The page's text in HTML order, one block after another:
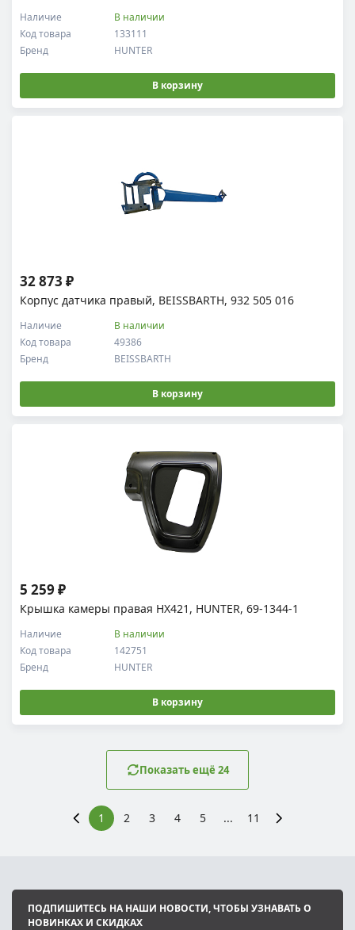
Код товара 133111
Наличие В наличии
Бренд HUNTER
В корзину
Корпус датчика правый, BEISSBARTH, 932 505 016
Код товара 49386
Наличие В наличии
Бренд BEISSBARTH
32 873 ₽
В корзину
Крышка камеры правая HX421, HUNTER, 69-1344-1
Код товара 142751
Наличие В наличии
Бренд HUNTER
5 259 ₽
В корзину
Показать ещё 24
1 2 3 4 5 ... 11
ПОДПИШИТЕСЬ НА НАШИ НОВОСТИ, ЧТОБЫ УЗНАВАТЬ О
НОВИНКАХ И СКИДКАХ